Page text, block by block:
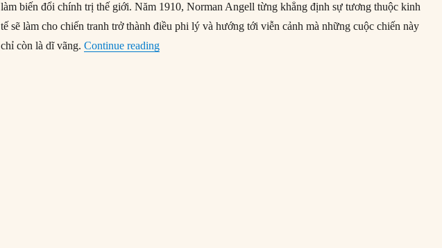
làm biến đổi chính trị thế giới. Năm 1910, Norman Angell từng khẳng định sự tương thuộc kinh
tế sẽ làm cho chiến tranh trở thành điều phi lý và hướng tới viễn cảnh mà những cuộc chiến này
chỉ còn là dĩ vãng.Continue reading“#173 – Quyền lực và sự tương thuộc trong kỷ nguyên thông tin”